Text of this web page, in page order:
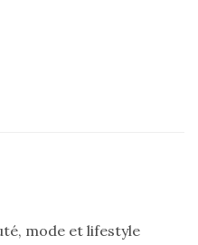
mode et lifestyle